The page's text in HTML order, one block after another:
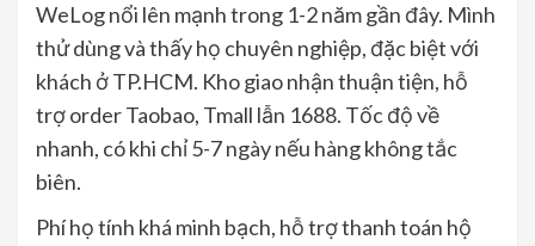
WeLog nổi lên mạnh trong 1-2 năm gần đây. Mình
thử dùng và thấy họ chuyên nghiệp, đặc biệt với
khách ở TP.HCM. Kho giao nhận thuận tiện, hỗ
trợ order Taobao, Tmall lẫn 1688. Tốc độ về
nhanh, có khi chỉ 5-7 ngày nếu hàng không tắc
biên.
Phí họ tính khá minh bạch, hỗ trợ thanh toán hộ